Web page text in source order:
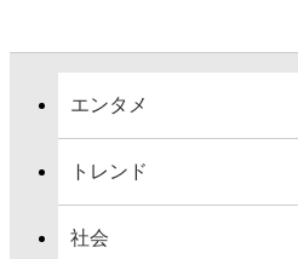
エンタメ
トレンド
社会